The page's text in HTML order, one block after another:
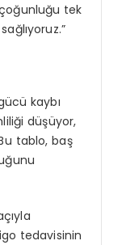
tek
kaybı
düşüyor,
tablo, baş
tedavisinin